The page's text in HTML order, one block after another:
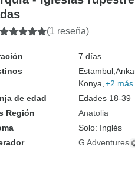
(1 reseña)
7 días
Estambul,
Konya, +2 más
de edad
Edades 18-39
Región
Anatolia
Solo: Inglés
G Adventures